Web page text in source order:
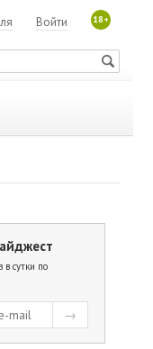
18+
Войти
в сутки по